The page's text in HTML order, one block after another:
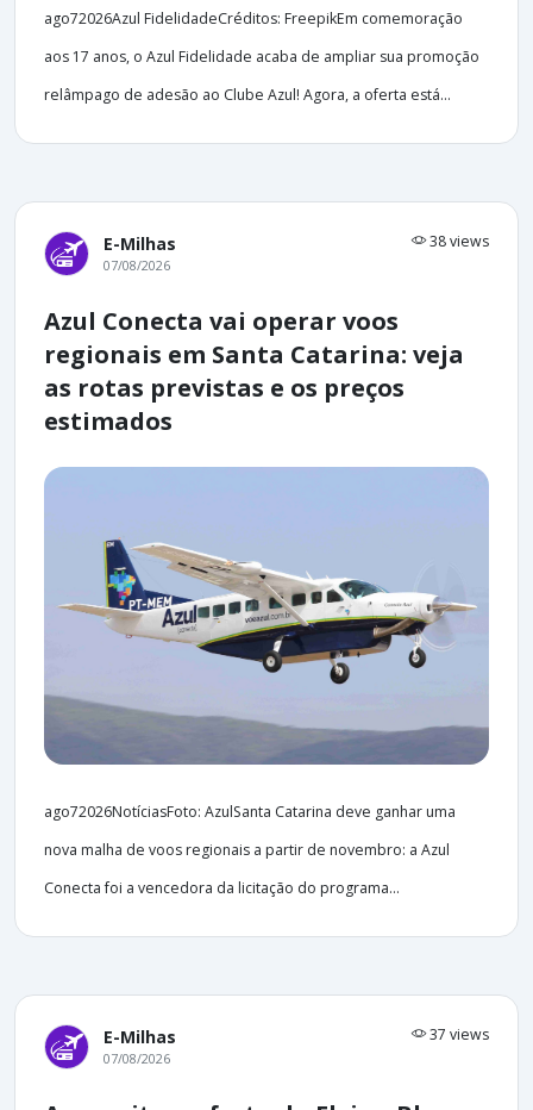
ago72026Azul FidelidadeCréditos: FreepikEm comemoração
aos 17 anos, o Azul Fidelidade acaba de ampliar sua promoção
relâmpago de adesão ao Clube Azul! Agora, a oferta está...
E-Milhas 38 views
07/08/2026
Azul Conecta vai operar voos
regionais em Santa Catarina: veja
as rotas previstas e os preços
estimados
ago72026NotíciasFoto: AzulSanta Catarina deve ganhar uma
nova malha de voos regionais a partir de novembro: a Azul
Conecta foi a vencedora da licitação do programa...
E-Milhas 37 views
07/08/2026